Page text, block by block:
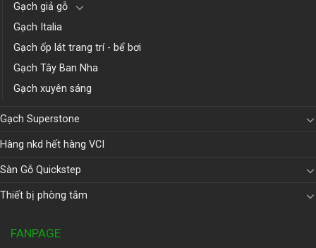
Gạch giả gỗ
Gạch Italia
Gạch ốp lát trang trí - bể bơi
Gạch Tây Ban Nha
Gạch xuyên sáng
Gạch Superstone
Hàng nkd hết hàng VCI
Sàn Gỗ Quickstep
Thiết bị phòng tắm
FANPAGE